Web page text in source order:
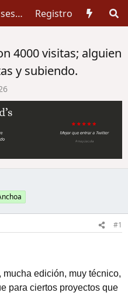
Iniciar sesión Registro
4000 visitas; alguien
y subiendo.
#1
edición, muy técnico,
para ciertos proyectos que